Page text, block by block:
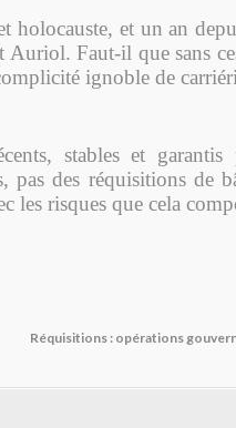
holocauste, et un an
Faut-il que sans
ignoble de
stables et
pas des réquisitions de
les risques que cela
Réquisitions : opérations